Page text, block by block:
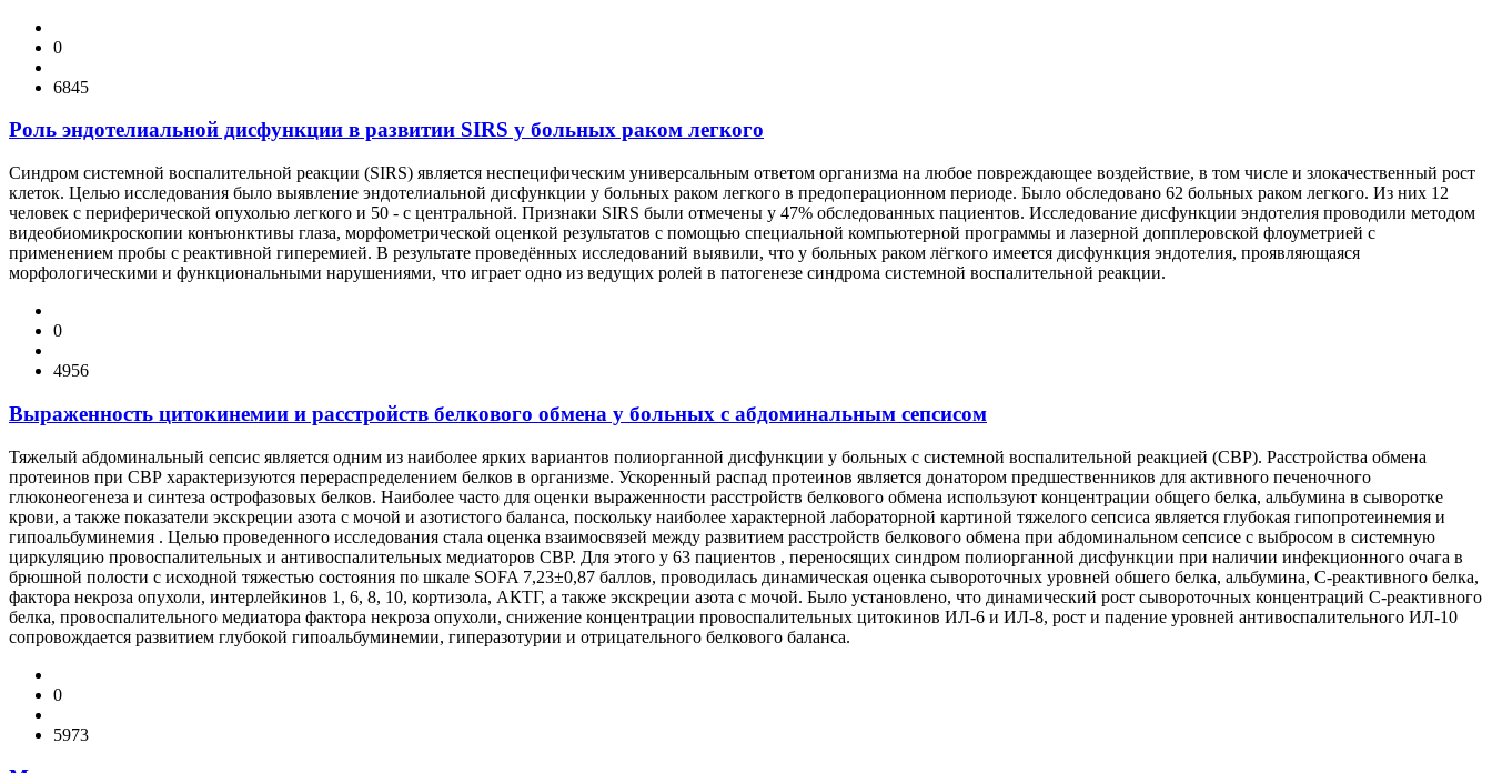
0
6845
Роль эндотелиальной дисфункции в развитии SIRS у больных раком легкого
Синдром системной воспалительной реакции (SIRS) является неспецифическим универсальным ответом организма на любое повреждающее воздействие, в том числе и злокачественный рост
клеток. Целью исследования было выявление эндотелиальной дисфункции у больных раком легкого в предоперационном периоде. Было обследовано 62 больных раком легкого. Из них 12
человек с периферической опухолью легкого и 50 - с центральной. Признаки SIRS были отмечены у 47% обследованных пациентов. Исследование дисфункции эндотелия проводили методом
видеобиомикроскопии конъюнктивы глаза, морфометрической оценкой результатов с помощью специальной компьютерной программы и лазерной допплеровской флоуметрией с
применением пробы с реактивной гиперемией. В результате проведённых исследований выявили, что у больных раком лёгкого имеется дисфункция эндотелия, проявляющаяся
морфологическими и функциональными нарушениями, что играет одно из ведущих ролей в патогенезе синдрома системной воспалительной реакции.
0
4956
Выраженность цитокинемии и расстройств белкового обмена у больных с абдоминальным сепсисом
Тяжелый абдоминальный сепсис является одним из наиболее ярких вариантов полиорганной дисфункции у больных с системной воспалительной реакцией (СВР). Расстройства обмена
протеинов при СВР характеризуются перераспределением белков в организме. Ускоренный распад протеинов является донатором предшественников для активного печеночного
глюконеогенеза и синтеза острофазовых белков. Наиболее часто для оценки выраженности расстройств белкового обмена используют концентрации общего белка, альбумина в сыворотке
крови, а также показатели экскреции азота с мочой и азотистого баланса, поскольку наиболее характерной лабораторной картиной тяжелого сепсиса является глубокая гипопротеинемия и
гипоальбуминемия . Целью проведенного исследования стала оценка взаимосвязей между развитием расстройств белкового обмена при абдоминальном сепсисе с выбросом в системную
циркуляцию провоспалительных и антивоспалительных медиаторов CВР. Для этого у 63 пациентов , переносящих синдром полиорганной дисфункции при наличии инфекционного очага в
брюшной полости с исходной тяжестью состояния по шкале SOFA 7,23±0,87 баллов, проводилась динамическая оценка сывороточных уровней обшего белка, альбумина, С-реактивного белка,
фактора некроза опухоли, интерлейкинов 1, 6, 8, 10, кортизола, АКТГ, а также экскреции азота с мочой. Было установлено, что динамический рост сывороточных концентраций С-реактивного
белка, провоспалительного медиатора фактора некроза опухоли, снижение концентрации провоспалительных цитокинов ИЛ-6 и ИЛ-8, рост и падение уровней антивоспалительного ИЛ-10
сопровождается развитием глубокой гипоальбуминемии, гиперазотурии и отрицательного белкового баланса.
0
5973